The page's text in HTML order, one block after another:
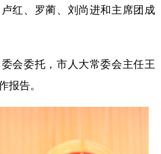
红、罗蔺、刘尚进和主席团成
委托，市人大常委会主任王
报告。